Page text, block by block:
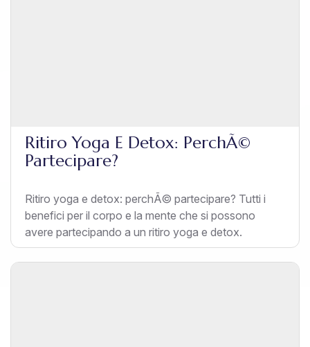
Ritiro Yoga E Detox: PerchÃ©
Partecipare?
Ritiro yoga e detox: perchÃ© partecipare? Tutti i
benefici per il corpo e la mente che si possono
avere partecipando a un ritiro yoga e detox.